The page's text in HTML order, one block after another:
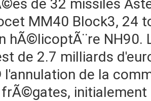
de 32 missiles
MM40 Block3, 24
hÃ©licoptÃ¨re NH90.
de 2.7 milliards
de la
frÃ©gates,